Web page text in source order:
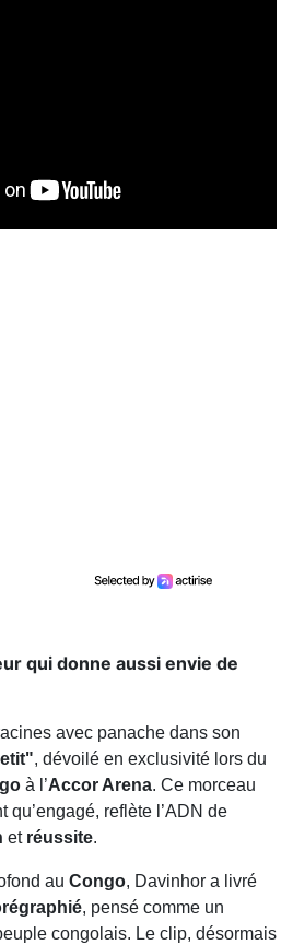
qui donne aussi envie de
avec panache dans son
, dévoilé en exclusivité lors du
à l’Accor Arena. Ce morceau
qu’engagé, reflète l’ADN de
et réussite.
au Congo, Davinhor a livré
, pensé comme un
congolais. Le clip, désormais